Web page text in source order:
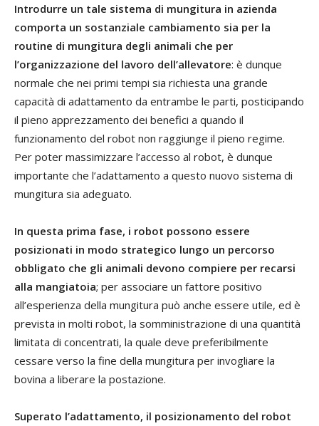
Introdurre un tale sistema di mungitura in azienda
comporta un sostanziale cambiamento sia per la
routine di mungitura degli animali che per
l’organizzazione del lavoro dell’allevatore: è dunque
normale che nei primi tempi sia richiesta una grande
capacità di adattamento da entrambe le parti, posticipando
il pieno apprezzamento dei benefici a quando il
funzionamento del robot non raggiunge il pieno regime.
Per poter massimizzare l’accesso al robot, è dunque
importante che l’adattamento a questo nuovo sistema di
mungitura sia adeguato.
In questa prima fase, i robot possono essere
posizionati in modo strategico lungo un percorso
obbligato che gli animali devono compiere per recarsi
alla mangiatoia; per associare un fattore positivo
all’esperienza della mungitura può anche essere utile, ed è
prevista in molti robot, la somministrazione di una quantità
limitata di concentrati, la quale deve preferibilmente
cessare verso la fine della mungitura per invogliare la
bovina a liberare la postazione.
Superato l’adattamento, il posizionamento del robot